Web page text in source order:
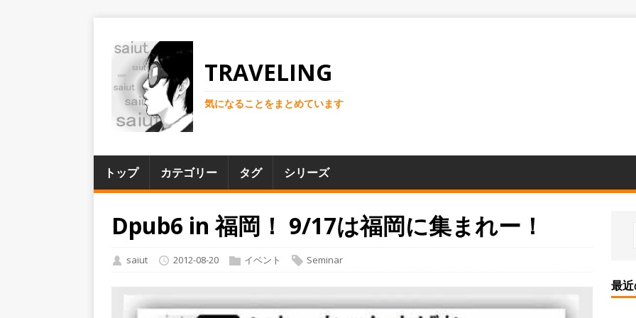
TRAVELING
気になることをまとめています
トップ カテゴリー タグ シリーズ
Dpub6 in 福岡！ 9/17は福岡に集まれー！
saiut 2012-08-20 イベント Seminar
最